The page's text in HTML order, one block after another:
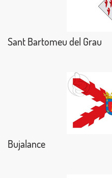
Sant Bartomeu del Grau
Bujalance